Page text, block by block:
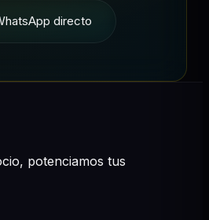
directo
potenciamos tus